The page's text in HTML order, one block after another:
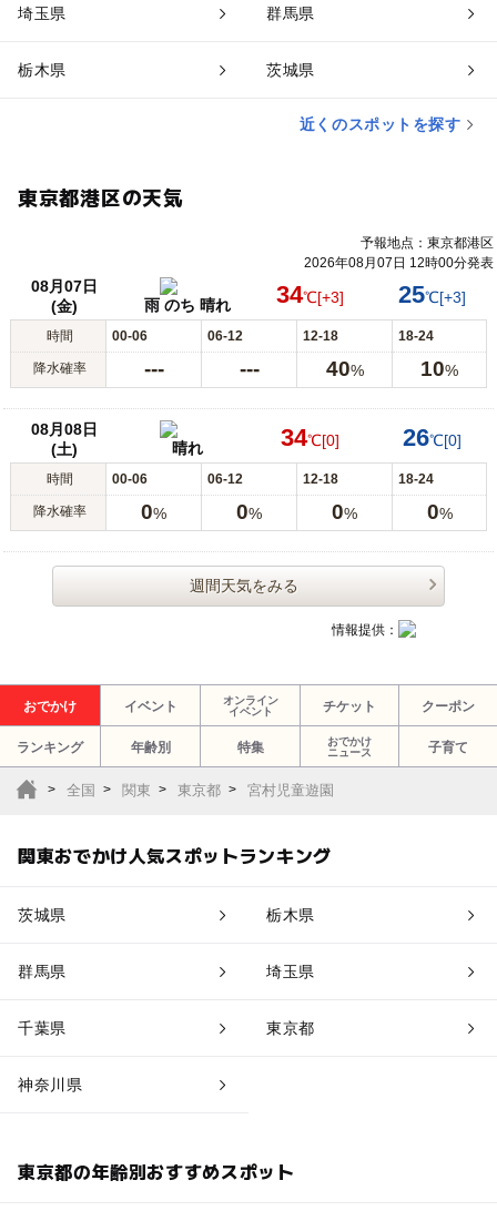
埼玉県 群馬県
栃木県 茨城県
近くのスポットを探す
東京都港区の天気
予報地点：東京都港区
2026年08月07日 12時00分発表
08月07日
(金)
雨 のち 晴れ 34℃[+3] 25℃[+3]
時間 00-06 06-12 12-18 18-24
降水確率 --- --- 40% 10%
08月08日
(土)
晴れ 34℃[0] 26℃[0]
時間 00-06 06-12 12-18 18-24
降水確率 0% 0% 0% 0%
週間天気をみる
情報提供：
おでかけ イベント
オンライン
イベント
チケット クーポン
ランキング 年齢別 特集
おでかけ
ニュース
子育て
全国 関東 東京都 宮村児童遊園
関東おでかけ人気スポットランキング
茨城県 栃木県
群馬県 埼玉県
千葉県 東京都
神奈川県
東京都の年齢別おすすめスポット